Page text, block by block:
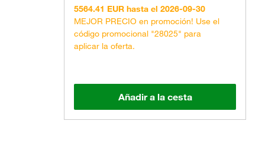
5564.41 EUR hasta el 2026-09-30
MEJOR PRECIO en promoción! Use el
código promocional "28025" para
aplicar la oferta.
Añadir a la cesta